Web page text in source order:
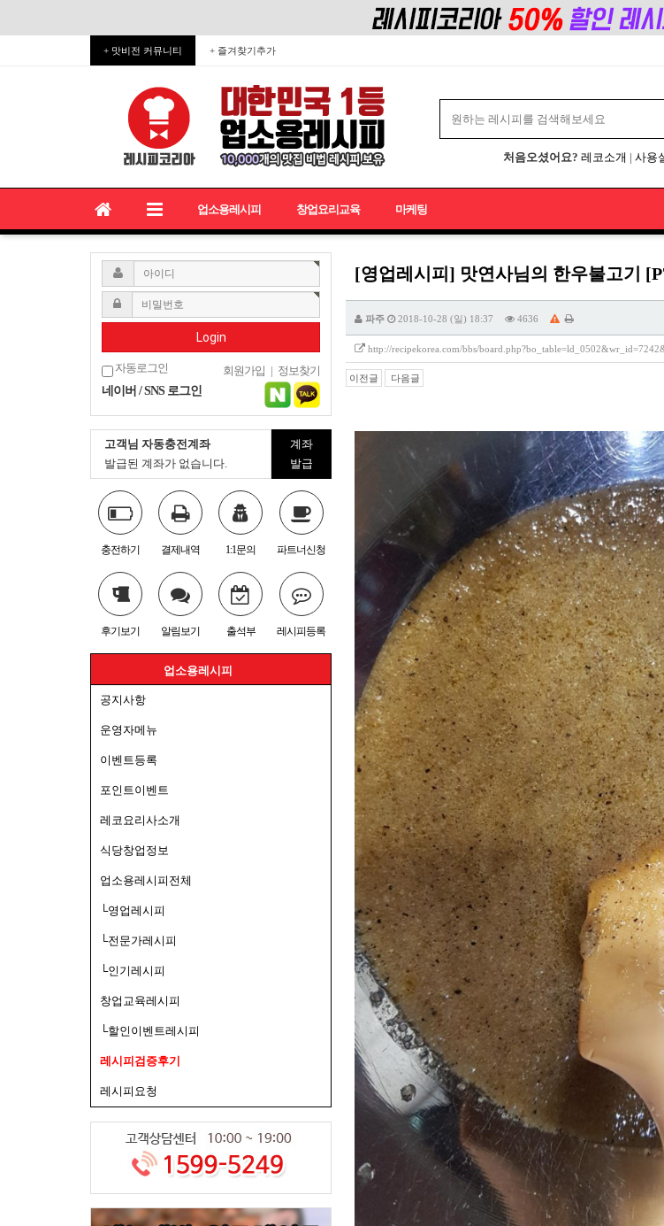
+ 맛비전 커뮤니티 + 즐겨찾기추가
처음오셨어요? 레코소개 | 사용
업소용레시피 창업요리교육 마케팅
Login
자동로그인 회원가입 | 정보찾기
네이버 / SNS 로그인
고객님 자동충전계좌
발급된 계좌가 없습니다.
계좌
발급
충전하기 결제내역 1:1문의 파트너신청
후기보기 알림보기 출석부 레시피등록
업소용레시피
공지사항
운영자메뉴
이벤트등록
포인트이벤트
레코요리사소개
식당창업정보
업소용레시피전체
└영업레시피
└전문가레시피
└인기레시피
창업교육레시피
└할인이벤트레시피
레시피검증후기
레시피요청
[영업레시피] 맛연사님의 한우불고기
파주 2018-10-28 (일) 18:37 4636
http://recipekorea.com/bbs/
이전글 다음글